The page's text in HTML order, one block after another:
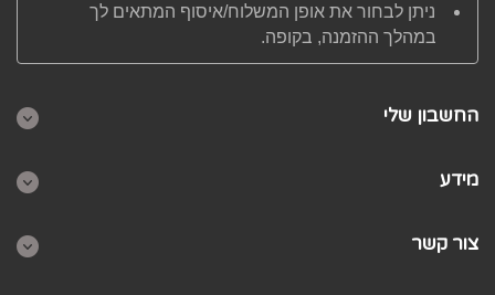
ניתן לבחור את אופן המשלוח/איסוף המתאים לך
במהלך ההזמנה, בקופה.
החשבון שלי
מידע
צור קשר